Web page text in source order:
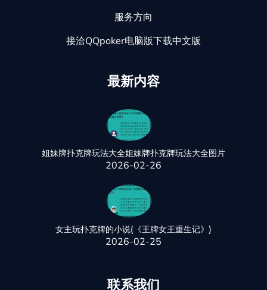
服务方向
接洽QQpoker电脑版下载中文版
最新内容
姐妹牌扑克牌玩法大全姐妹牌扑克牌玩法大全图片
2026-02-26
女主玩扑克牌的小说(《王牌女王重生记》)
2026-02-25
联系我们